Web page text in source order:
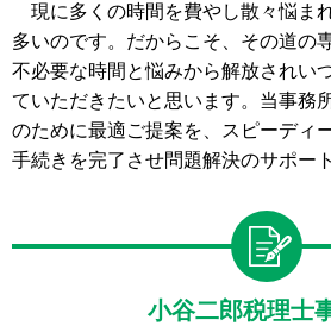
現に多くの時間を費やし散々悩ま
多いのです。だからこそ、その道の
不必要な時間と悩みから解放されい
ていただきたいと思います。当事務
のために最適ご提案を、スピーディ
手続きを完了させ問題解決のサポー
小谷二郎税理士